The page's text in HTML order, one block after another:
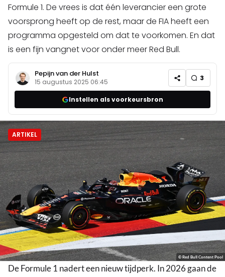
Formule 1. De vrees is dat één leverancier een grote
voorsprong heeft op de rest, maar de FIA heeft een
programma opgesteld om dat te voorkomen. En dat
is een fijn vangnet voor onder meer Red Bull.
Pepijn van der Hulst
15 augustus 2025 06:45 3
Instellen als voorkeursbron
ARTIKEL
© Red Bull Content Pool
De Formule 1 nadert een nieuw tijdperk. In 2026 gaan de